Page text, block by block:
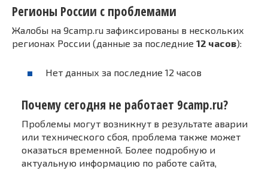
Регионы России с проблемами
Жалобы на 9camp.ru зафиксированы в нескольких
регионах России (данные за последние 12 часов):
Нет данных за последние 12 часов
Почему сегодня не работает 9camp.ru?
Проблемы могут возникнут в результате аварии
или технического сбоя, проблема также может
оказаться временной. Более подробную и
актуальную информацию по работе сайта,